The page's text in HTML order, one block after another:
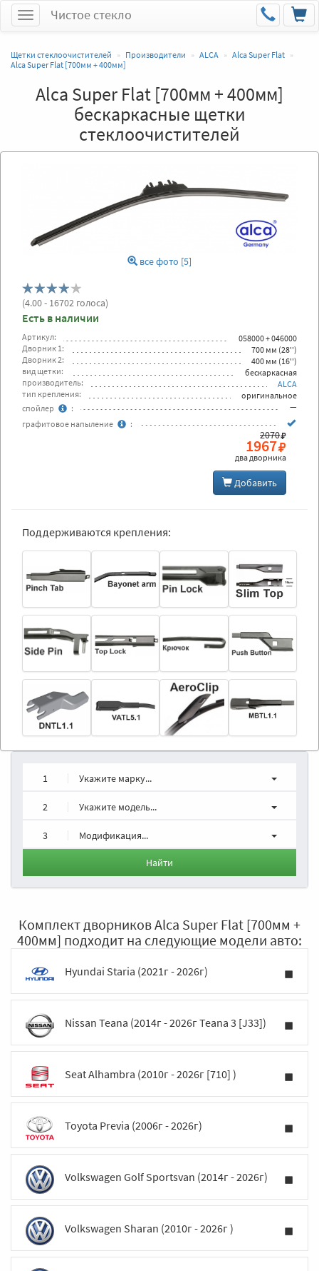
МенюЧистое стекло
Щетки стеклоочистителей Производители ALCA
Alca Super Flat
Alca Super Flat [700мм + 400мм]
Alca Super Flat [700мм + 400мм]
бескаркасные щетки
стеклоочистителей
все фото [5]
(4.00- 16702 голоса)
Есть в наличии
Артикул:
058000 + 046000
Дворник 1:
700 мм (28'')
Дворник 2:
400 мм (16'')
вид щетки:
бескаркасная
производитель:
ALCA
тип крепления:
оригинальное
спойлер
:
—
графитовое напыление
:
2070
1967
два дворника
Добавить
Поддерживаются крепления:
1 Укажите марку...
2 Укажите модель...
3 Модификация...
Найти
Комплект дворников Alca Super Flat [700мм +
400мм] подходит на следующие модели авто:
Hyundai Staria (2021г - 2026г)
Nissan Teana (2014г - 2026г Teana 3 [J33])
Seat Alhambra (2010г - 2026г [710] )
Toyota Previa (2006г - 2026г)
Volkswagen Golf Sportsvan (2014г - 2026г)
Volkswagen Sharan (2010г - 2026г )